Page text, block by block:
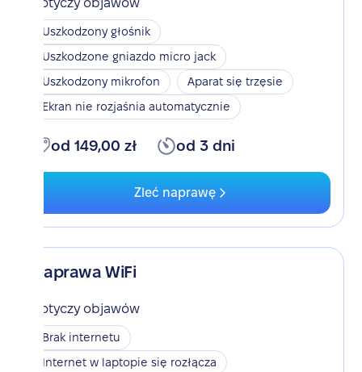
Dotyczy objawów
Uszkodzony głośnik
Uszkodzone gniazdo micro jack
Uszkodzony mikrofon
Aparat się trzęsie
Ekran nie rozjaśnia automatycznie
od 149,00 zł od 3 dni
Zleć naprawę
Naprawa WiFi
Dotyczy objawów
Brak internetu
Internet w laptopie się rozłącza